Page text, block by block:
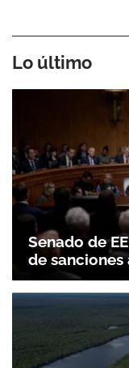
Lo último
Senado de
de sanciones